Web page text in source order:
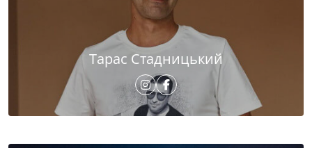
Тарас Стадницький